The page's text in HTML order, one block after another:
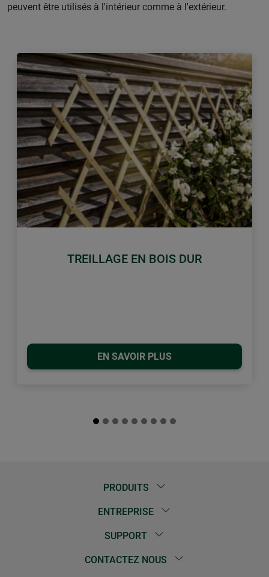
peuvent être utilisés à l'intérieur comme à l'extérieur.
TREILLAGE EN BOIS DUR
EN SAVOIR PLUS
retour
PRODUITS
ENTREPRISE
SUPPORT
CONTACTEZ NOUS